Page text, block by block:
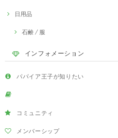
日用品
石鹸 / 服
インフォメーション
パパイア王子が知りたい
コミュニティ
メンバーシップ